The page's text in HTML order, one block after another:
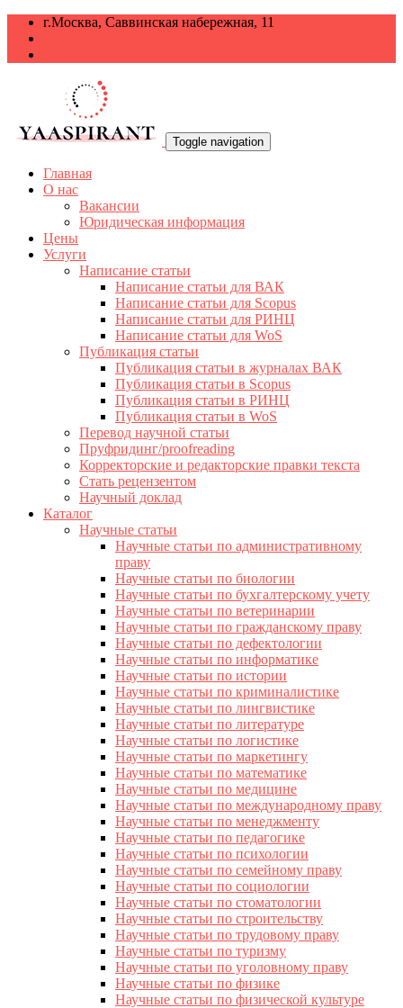
г.Москва, Саввинская набережная, 11
Toggle navigation
Главная
О нас
Вакансии
Юридическая информация
Цены
Услуги
Написание статьи
Написание статьи для ВАК
Написание статьи для Scopus
Написание статьи для РИНЦ
Написание статьи для WoS
Публикация статьи
Публикация статьи в журналах ВАК
Публикация статьи в Scopus
Публикация статьи в РИНЦ
Публикация статьи в WoS
Перевод научной статьи
Пруфридинг/proofreading
Корректорские и редакторские правки текста
Стать рецензентом
Научный доклад
Каталог
Научные статьи
Научные статьи по административному
праву
Научные статьи по биологии
Научные статьи по бухгалтерскому учету
Научные статьи по ветеринарии
Научные статьи по гражданскому праву
Научные статьи по дефектологии
Научные статьи по информатике
Научные статьи по истории
Научные статьи по криминалистике
Научные статьи по лингвистике
Научные статьи по литературе
Научные статьи по логистике
Научные статьи по маркетингу
Научные статьи по математике
Научные статьи по медицине
Научные статьи по международному праву
Научные статьи по менеджменту
Научные статьи по педагогике
Научные статьи по психологии
Научные статьи по семейному праву
Научные статьи по социологии
Научные статьи по стоматологии
Научные статьи по строительству
Научные статьи по трудовому праву
Научные статьи по туризму
Научные статьи по уголовному праву
Научные статьи по физике
Научные статьи по физической культуре